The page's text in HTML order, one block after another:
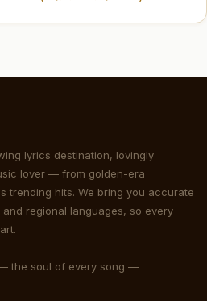
lyrics destination, lovingly
lover — from golden-era
trending hits. We bring you accurate
regional languages, so every
the soul of every song —